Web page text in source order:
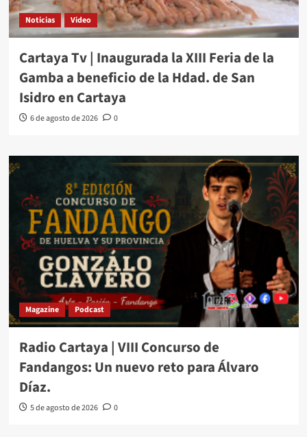
Noticias Video
Cartaya Tv | Inaugurada la XIII Feria de la
Gamba a beneficio de la Hdad. de San
Isidro en Cartaya
6 de agosto de 2026 0
Magazine Podcast
Radio Cartaya | VIII Concurso de
Fandangos: Un nuevo reto para Álvaro
Díaz.
5 de agosto de 2026 0